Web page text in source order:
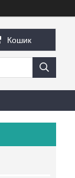
Кошик